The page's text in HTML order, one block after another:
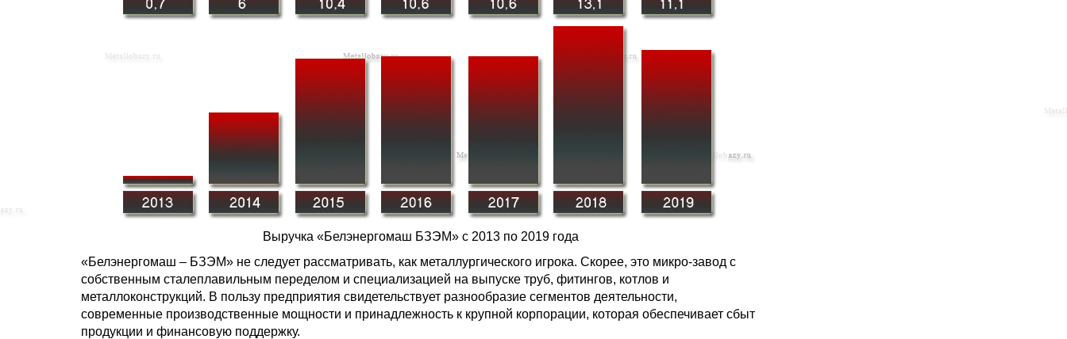
Выручка «Белэнергомаш БЗЭМ» с 2013 по 2019 года
«Белэнергомаш – БЗЭМ» не следует рассматривать, как металлургического игрока. Скорее, это микро-завод с
собственным сталеплавильным переделом и специализацией на выпуске труб, фитингов, котлов и
металлоконструкций. В пользу предприятия свидетельствует разнообразие сегментов деятельности,
современные производственные мощности и принадлежность к крупной корпорации, которая обеспечивает сбыт
продукции и финансовую поддержку.